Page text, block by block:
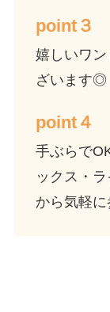
point３
嬉しいワ
ざいます◎
point４
手ぶらで
ックス・
から気軽に